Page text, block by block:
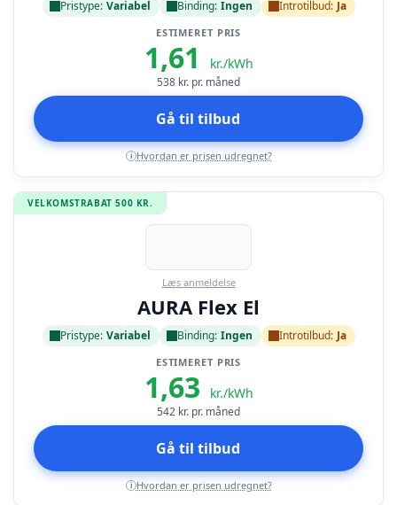
Pristype: Variabel Binding: Ingen Introtilbud: Ja
ESTIMERET PRIS
1,61 kr./kWh
538 kr. pr. måned
Gå til tilbud
i Hvordan er prisen udregnet?
VELKOMSTRABAT 500 KR.
Læs anmeldelse
AURA Flex El
Pristype: Variabel Binding: Ingen Introtilbud: Ja
ESTIMERET PRIS
1,63 kr./kWh
542 kr. pr. måned
Gå til tilbud
i Hvordan er prisen udregnet?